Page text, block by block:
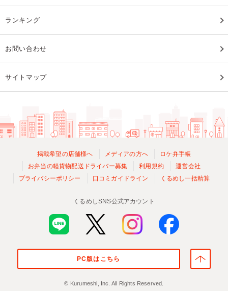
ランキング
お問い合わせ
サイトマップ
掲載希望の店舗様へ メディアの方へ
ロケ弁手帳
お弁当の軽貨物配送ドライバー募集
利用規約
運営会社
プライバシーポリシー
口コミガイドライン くるめし一括精算
くるめしSNS公式アカウント
PC版はこちら
© Kurumeshi, Inc. All Rights Reserved.